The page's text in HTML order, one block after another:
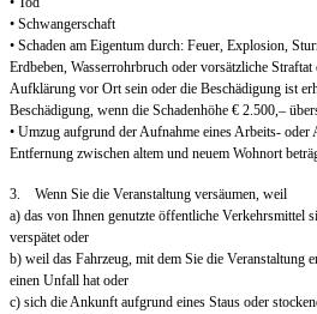
• Schwangerschaft
• Schaden am Eigentum durch: Feuer, Explosion,
Erdbeben, Wasserrohrbruch oder vorsätzliche
Aufklärung vor Ort sein oder die Beschädigung ist
Beschädigung, wenn die Schadenhöhe € 2.500,–
• Umzug aufgrund der Aufnahme eines Arbeits-
Entfernung zwischen altem und neuem Wohnort
3. Wenn Sie die Veranstaltung versäumen, weil
a) das von Ihnen genutzte öffentliche Verkehrsmittel
verspätet oder
b) weil das Fahrzeug, mit dem Sie die Veranstaltung
einen Unfall hat oder
c) sich die Ankunft aufgrund eines Staus oder